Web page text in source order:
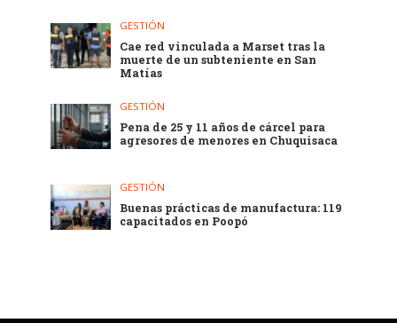
GESTIÓN
Cae red vinculada a Marset tras la
muerte de un subteniente en San
Matías
GESTIÓN
Pena de 25 y 11 años de cárcel para
agresores de menores en Chuquisaca
GESTIÓN
Buenas prácticas de manufactura: 119
capacitados en Poopó